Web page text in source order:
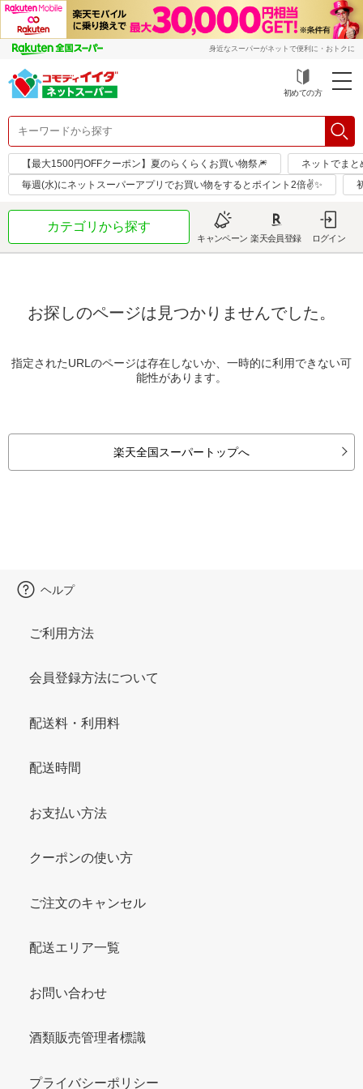
身近なスーパーがネットで便利に・おトクに
初めての方
【最大1500円OFFクーポン】夏のらくらくお買い物祭🎆
ネットでまと
毎週(水)にネットスーパーアプリでお買い物をするとポイント2倍✌✨
カテゴリから探す
キャンペーン 楽天会員登録 ログイン
お探しのページは見つかりませんでした。
指定されたURLのページは存在しないか、一時的に利用できない可
能性があります。
楽天全国スーパートップへ
ヘルプ
ご利用方法
会員登録方法について
配送料・利用料
配送時間
お支払い方法
クーポンの使い方
ご注文のキャンセル
配送エリア一覧
お問い合わせ
酒類販売管理者標識
プライバシーポリシー